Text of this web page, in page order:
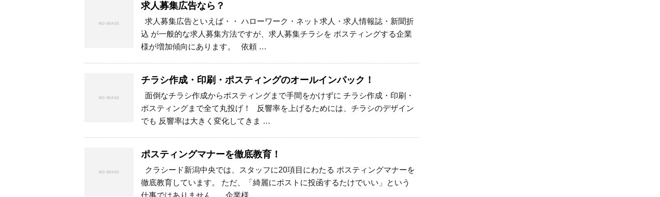
求人募集広告なら？
求人募集広告といえば・・ ハローワーク・ネット求人・求人情報誌・新聞折
込 が一般的な求人募集方法ですが、求人募集チラシを ポスティングする企業
様が増加傾向にあります。 依頼 …
チラシ作成・印刷・ポスティングのオールインパック！
面倒なチラシ作成からポスティングまで手間をかけずに チラシ作成・印刷・
ポスティングまで全て丸投げ！ 反響率を上げるためには、チラシのデザイン
でも 反響率は大きく変化してきま …
ポスティングマナーを徹底教育！
クラシード新潟中央では、スタッフに20項目にわたる ポスティングマナーを
徹底教育しています。 ただ、「綺麗にポストに投函するたけでいい」という